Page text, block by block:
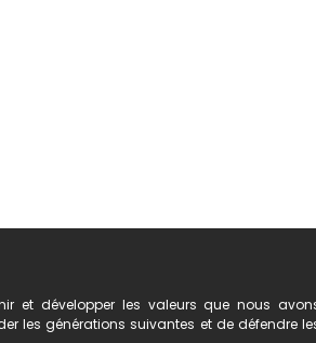
et développer les valeurs que nous
les générations suivantes et de défendre